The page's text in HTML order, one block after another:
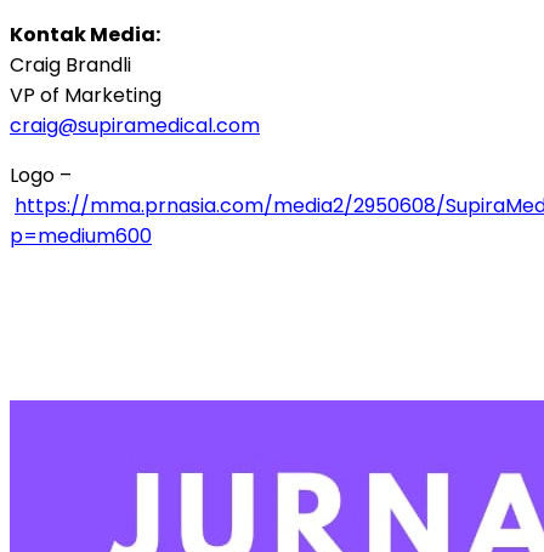
Kontak Media:
Craig Brandli
VP of Marketing
craig@supiramedical.com
Logo –
https://mma.prnasia.com/media2/2950608/
p=medium600